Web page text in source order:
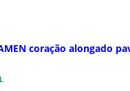
coração alongado